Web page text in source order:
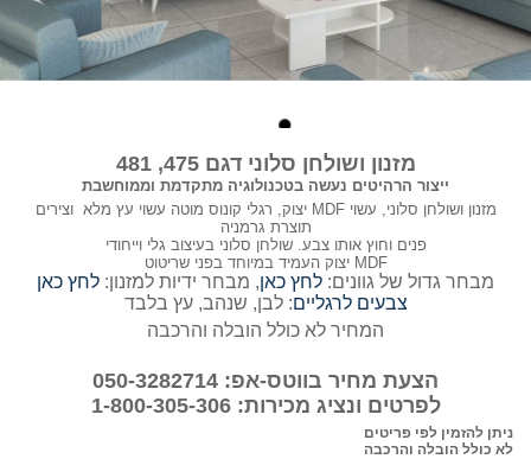
מזנון ושולחן סלוני דגם 475, 481
ייצור הרהיטים נעשה בטכנולוגיה מתקדמת וממוחשבת
מזנון ושולחן סלוני, עשוי MDF יצוק, רגלי קונוס מוטה עשוי עץ מלא וצירים
תוצרת גרמניה
פנים וחוץ אותו צבע. שולחן סלוני בעיצוב גלי וייחודי
MDF יצוק העמיד במיוחד בפני שריטוט
מבחר גדול של גוונים: לחץ כאן, מבחר ידיות למזנון: לחץ כאן
צבעים לרגליים: לבן, שנהב, עץ בלבד
המחיר לא כולל הובלה והרכבה
הצעת מחיר בווטס-אפ: 050-3282714
לפרטים ונציג מכירות: 1-800-305-306
ניתן להזמין לפי פריטים
לא כולל הובלה והרכבה